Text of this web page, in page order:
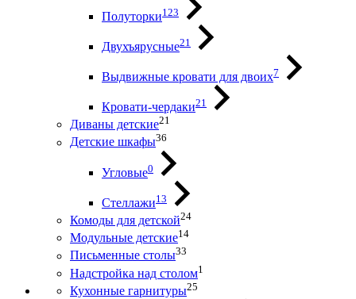
Полуторки123
Двухъярусные21
Выдвижные кровати для двоих7
Кровати-чердаки21
Диваны детские21
Детские шкафы36
Угловые0
Стеллажи13
Комоды для детской24
Модульные детские14
Письменные столы33
Надстройка над столом1
Кухонные гарнитуры25